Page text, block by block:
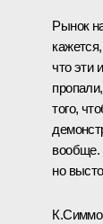
Рынок
что эти
того,
вообще.
но